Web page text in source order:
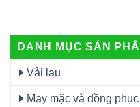
DANH MỤC SẢN
Vải lau
May mặc và đồng